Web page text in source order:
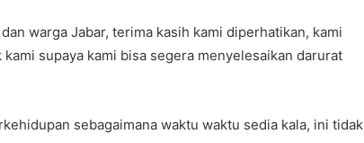
warga Jabar, terima kasih kami diperhatikan, kami
supaya kami bisa segera menyelesaikan darurat
sebagaimana waktu waktu sedia kala, ini tidak